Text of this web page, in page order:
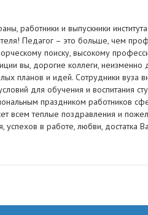
работники и выпускники
Педагог – это больше, чем
поиску, высокому
вы, дорогие коллеги, неизменно
планов и идей. Сотрудники вуза
для обучения и воспитания
праздником работников
всем теплые поздравления и
успехов в работе, любви, достатка